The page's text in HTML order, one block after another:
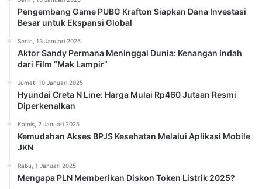
Pengembang Game PUBG Krafton Siapkan Dana Investasi
Besar untuk Ekspansi Global
Senin, 13 Januari 2025
Aktor Sandy Permana Meninggal Dunia: Kenangan Indah
dari Film “Mak Lampir”
Jumat, 10 Januari 2025
Hyundai Creta N Line: Harga Mulai Rp460 Jutaan Resmi
Diperkenalkan
Kamis, 2 Januari 2025
Kemudahan Akses BPJS Kesehatan Melalui Aplikasi Mobile
JKN
Rabu, 1 Januari 2025
Mengapa PLN Memberikan Diskon Token Listrik 2025?